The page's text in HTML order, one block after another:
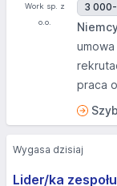
3
praca
Lider/ka
Wygasa dzisiaj